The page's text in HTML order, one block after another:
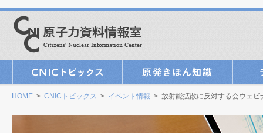
HOME > CNICトピックス > イベント情報 > 放射能拡散に反対する会ウェビ